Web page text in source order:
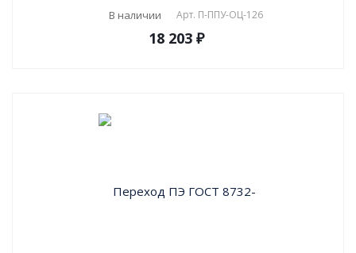
В наличии Арт. П-ППУ-ОЦ-126
18 203 ₽